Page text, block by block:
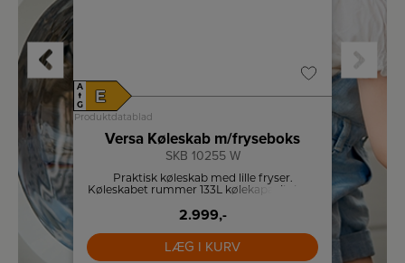
og
A
↑
G
E
Produktdatablad
Versa Køleskab m/fryseboks
SKB 10255 W
Praktisk køleskab med lille fryser.
Køleskabet rummer 133L kølekapacitet, og
2.999,-
LÆG I KURV
rund